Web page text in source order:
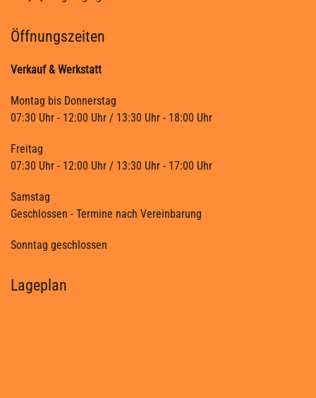
Öffnungszeiten
Verkauf & Werkstatt
Montag bis Donnerstag
07:30 Uhr - 12:00 Uhr / 13:30 Uhr - 18:00 Uhr
Freitag
07:30 Uhr - 12:00 Uhr / 13:30 Uhr - 17:00 Uhr
Samstag
Geschlossen - Termine nach Vereinbarung
Sonntag geschlossen
Lageplan